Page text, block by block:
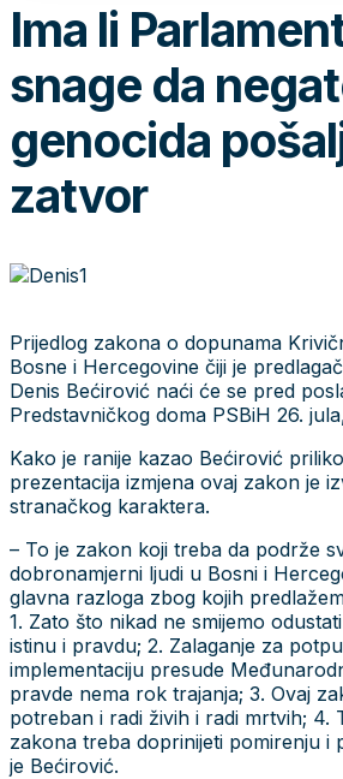
Ima li
snage da
genocida
zatvor
Prijedlog zakona o dopunama
Bosne i Hercegovine čiji je
Denis Bećirović naći će se pred
Predstavničkog doma PSBiH 26.
Kako je ranije kazao Bećirović
prezentacija izmjena ovaj zakon je
stranačkog karaktera.
– To je zakon koji treba da podrže
dobronamjerni ljudi u Bosni i
glavna razloga zbog kojih
1. Zato što nikad ne smijemo
istinu i pravdu; 2. Zalaganje za
implementaciju presude
pravde nema rok trajanja; 3. Ovaj
potreban i radi živih i radi mrtvih; 4.
zakona treba doprinijeti pomirenju i
je Bećirović.